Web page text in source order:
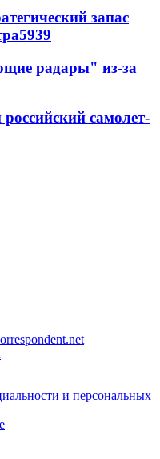
запас
5939
радары" из-за
самолет-
и персональных